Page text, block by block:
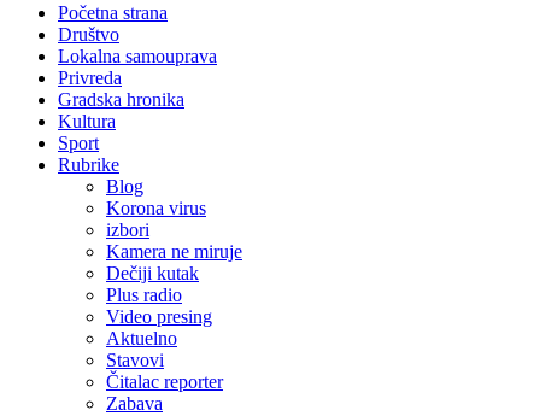
Početna strana
Društvo
Lokalna samouprava
Privreda
Gradska hronika
Kultura
Sport
Rubrike
Blog
Korona virus
izbori
Kamera ne miruje
Dečiji kutak
Plus radio
Video presing
Aktuelno
Stavovi
Čitalac reporter
Zabava